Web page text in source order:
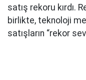
satış rekoru kırdı.
birlikte, teknoloji
satışların “rekor